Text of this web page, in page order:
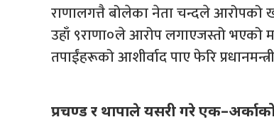
राणालगत्तै बोलेका नेता चन्दले आरोपको
उहाँ ९राणा०ले आरोप लगाएजस्तो भएको म
तपाईंहरूको आशीर्वाद पाए फेरि
प्रचण्ड र थापाले यसरी गरे